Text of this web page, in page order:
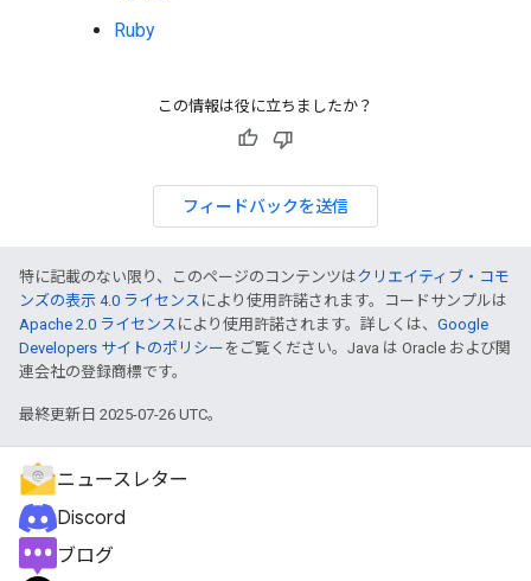
Ruby
この情報は役に立ちましたか？
フィードバックを送信
特に記載のない限り、このページのコンテンツはクリエイティブ・コモ
ンズの表示 4.0 ライセンス により使用許諾されます。コードサンプルは
Apache 2.0 ライセンス により使用許諾されます。詳しくは、 Google
Developers サイトのポリシー をご覧ください。Java は Oracle および関
連会社の登録商標です。
最終更新日 2025-07-26 UTC。
ニュースレター
Discord
ブログ